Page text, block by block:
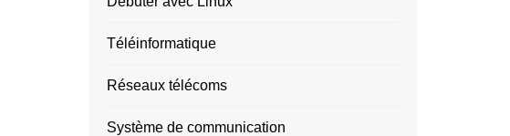
Téléinformatique
Réseaux télécoms
Système de communication